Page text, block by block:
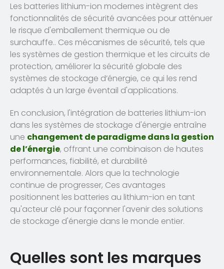
Les batteries lithium-ion modernes intègrent des
fonctionnalités de sécurité avancées pour atténuer
le risque d'emballement thermique ou de
surchauffe.. Ces mécanismes de sécurité, tels que
les systèmes de gestion thermique et les circuits de
protection, améliorer la sécurité globale des
systèmes de stockage d’énergie, ce qui les rend
adaptés à un large éventail d'applications.
En conclusion, l'intégration de batteries lithium-ion
dans les systèmes de stockage d'énergie entraîne
une changement de paradigme dans la gestion
de l’énergie, offrant une combinaison de hautes
performances, fiabilité, et durabilité
environnementale. Alors que la technologie
continue de progresser, Ces avantages
positionnent les batteries au lithium-ion en tant
qu'acteur clé pour façonner l'avenir des solutions
de stockage d'énergie dans le monde entier.
Quelles sont les marques